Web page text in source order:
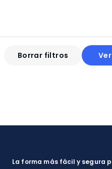
Borrar filtros
La forma más fácil y segura